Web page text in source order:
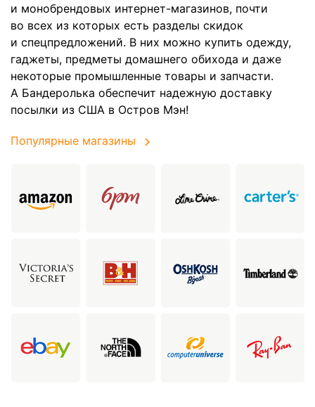
и монобрендовых интернет-магазинов, почти
во всех из которых есть разделы скидок
и спецпредложений. В них можно купить одежду,
гаджеты, предметы домашнего обихода и даже
некоторые промышленные товары и запчасти.
А Бандеролька обеспечит надежную доставку
посылки из США в Остров Мэн!
Популярные магазины